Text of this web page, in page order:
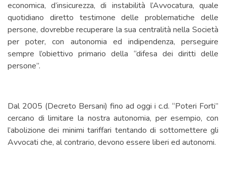
economica, d’insicurezza, di instabilità l’Avvocatura, quale
quotidiano diretto testimone delle problematiche delle
persone, dovrebbe recuperare la sua centralità nella Società
per poter, con autonomia ed indipendenza, perseguire
sempre l’obiettivo primario della “difesa dei diritti delle
persone”.
Dal 2005 (Decreto Bersani) fino ad oggi i c.d. “Poteri Forti”
cercano di limitare la nostra autonomia, per esempio, con
l’abolizione dei minimi tariffari tentando di sottomettere gli
Avvocati che, al contrario, devono essere liberi ed autonomi.